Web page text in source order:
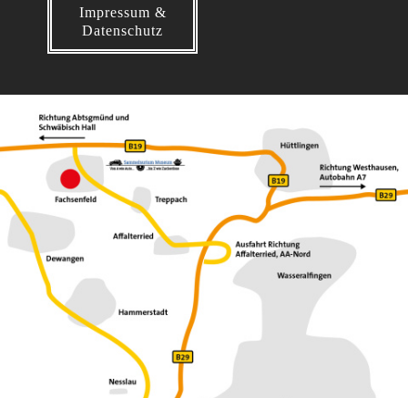
Impressum &
Datenschutz